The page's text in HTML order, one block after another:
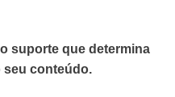
suporte que determina
conteúdo.